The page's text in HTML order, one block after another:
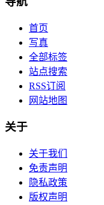
首页
写真
全部标签
站点搜索
RSS订阅
网站地图
关于
关于我们
免责声明
隐私政策
版权声明